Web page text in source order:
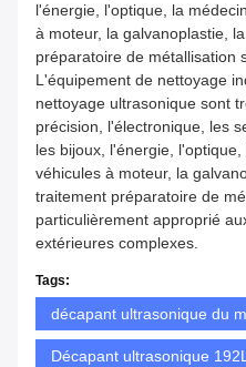
l'énergie, l'optique, la
à moteur, la galvanoplastie,
préparatoire de métallisation
L'équipement de nettoyage
nettoyage ultrasonique sont
précision, l'électronique, les
les bijoux, l'énergie,
véhicules à moteur, la
traitement préparatoire de
particulièrement approprié
extérieures complexes.
Tags:
décapant ultrasonique du
Décapant ultrasonique